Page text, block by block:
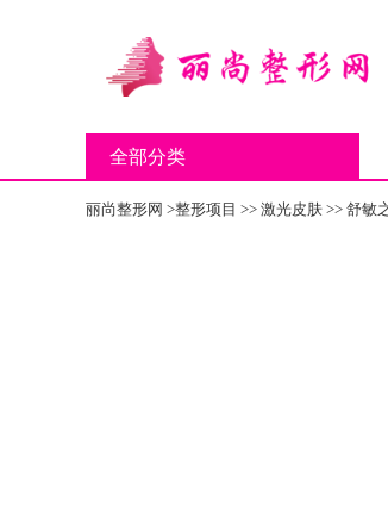
全部分类
丽尚整形网 >整形项目 >> 激光皮肤 >> 舒敏